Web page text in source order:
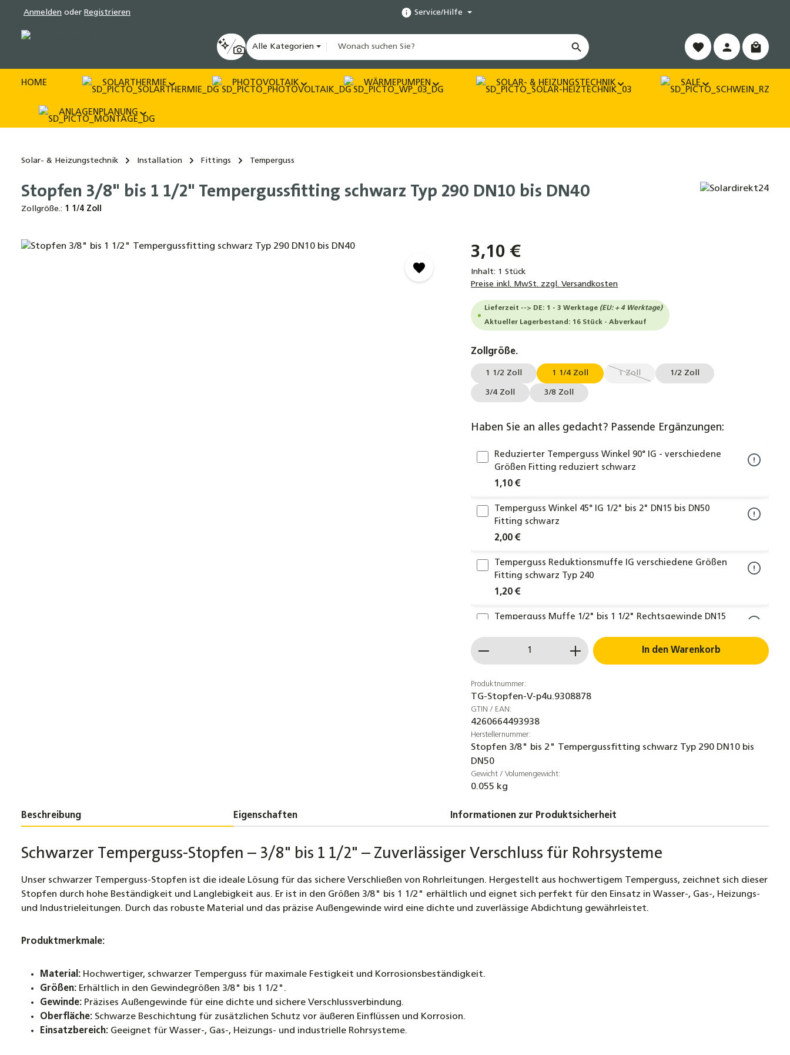
Zur Hauptnavigation springen
Anmelden oder Registrieren Service/Hilfe
Alle Kategorien
HOME SOLARTHERMIE PHOTOVOLTAIK WÄRMEPUMPEN SOLAR- & HEIZUNGSTECHNIK SALE
ANLAGENPLANUNG
Solar- & Heizungstechnik Installation Fittings Temperguss
Stopfen 3/8" bis 1 1/2" Tempergussfitting schwarz Typ 290 DN10 bis DN40
Zollgröße.: 1 1/4 Zoll
Bildergalerie überspringen 3,10 €
Inhalt: 1 Stück
Preise inkl. MwSt. zzgl. Versandkosten
Lieferzeit --> DE: 1 - 3 Werktage (EU: + 4 Werktage)
Aktueller Lagerbestand: 16 Stück - Abverkauf
Zollgröße.auswählen
1 1/2 Zoll 1 1/4 Zoll 1 Zoll
(Diese Option ist zurzeit nicht verfügbar.)
1/2 Zoll
3/4 Zoll 3/8 Zoll
Haben Sie an alles gedacht? Passende Ergänzungen:
Reduzierter Temperguss Winkel 90° IG - verschiedene
Größen Fitting reduziert schwarz
1,10 €
Temperguss Winkel 45° IG 1/2" bis 2" DN15 bis DN50
Fitting schwarz
2,00 €
Temperguss Reduktionsmuffe IG verschiedene Größen
Fitting schwarz Typ 240
1,20 €
Temperguss Muffe 1/2" bis 1 1/2" Rechtsgewinde DN15
Fitting, schwarz
0,89 €
Temperguss T-Stück 90° IG 3/8" bis 2" Fitting schwarz
DN15 bis DN40
Reduzierter Doppelnippel verschiedene Größen schwarz
Tempergussfitting
Sechskant schwarz Fitting
bis DN50
Produkt Anzahl: Gib den gewünschten Wert
In den Warenkorb
Produktnummer:
TG-Stopfen-V-p4u.9308878
GTIN / EAN:
4260664493938
Herstellernummer:
Stopfen 3/8" bis 2" Tempergussfitting schwarz Typ 290 DN10 bis
DN50
Gewicht / Volumengewicht:
0.055 kg
Beschreibung Eigenschaften Informationen zur Produktsicherheit
Schwarzer Temperguss-Stopfen – 3/8" bis 1 1/2" – Zuverlässiger Verschluss für Rohrsysteme
Unser schwarzer Temperguss-Stopfen ist die ideale Lösung für das sichere Verschließen von Rohrleitungen. Hergestellt aus hochwertigem Temperguss, zeichnet sich dieser
Stopfen durch hohe Beständigkeit und Langlebigkeit aus. Er ist in den Größen 3/8" bis 1 1/2" erhältlich und eignet sich perfekt für den Einsatz in Wasser-, Gas-, Heizungs-
und Industrieleitungen. Durch das robuste Material und das präzise Außengewinde wird eine dichte und zuverlässige Abdichtung gewährleistet.
Produktmerkmale:
Material: Hochwertiger, schwarzer Temperguss für maximale Festigkeit und Korrosionsbeständigkeit.
Größen: Erhältlich in den Gewindegrößen 3/8" bis 1 1/2".
Gewinde: Präzises Außengewinde für eine dichte und sichere Verschlussverbindung.
Oberfläche: Schwarze Beschichtung für zusätzlichen Schutz vor äußeren Einflüssen und Korrosion.
Einsatzbereich: Geeignet für Wasser-, Gas-, Heizungs- und industrielle Rohrsysteme.